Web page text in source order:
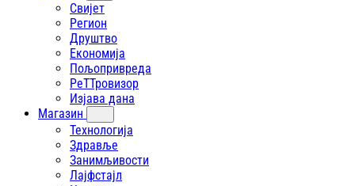
Свијет
Регион
Друштво
Економија
Пољопривреда
РеТТровизор
Изјава дана
Магазин
Технологија
Здравље
Занимљивости
Лајфстajл